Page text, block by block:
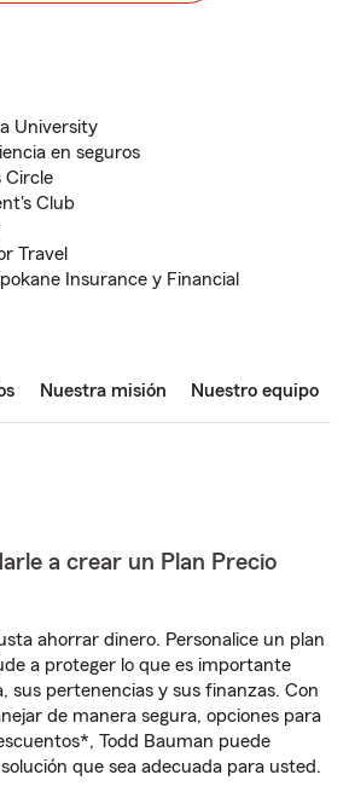
University
en seguros
Circle
Club
Travel
Insurance y Financial
Nuestra misión Nuestro equipo
a crear un Plan Precio
ahorrar dinero. Personalice un plan
a proteger lo que es importante
sus pertenencias y sus finanzas. Con
de manera segura, opciones para
Todd Bauman puede
que sea adecuada para usted.